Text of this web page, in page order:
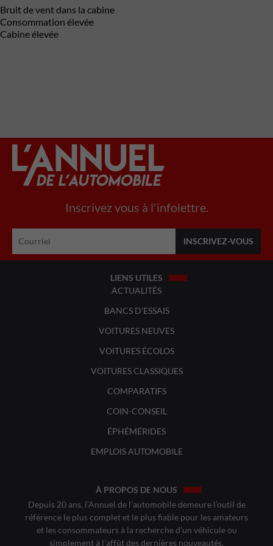
Bruit de vent dans la cabine
Consommation élevée
Cabine élevée
Inscrivez vous à l'infolettre.
LIENS UTILES
ACTUALITÉS
BANCS D'ESSAIS
VOITURES NEUVES
VOITURES ÉCOLOS
VOITURES CLASSIQUES
COMPARATIFS
COIN-CONSEIL
ÉPHÉMÉRIDES
EMPLOIS AUTOMOBILE
À PROPOS DE NOUS
Depuis 20 ans, l’Annuel de l’automobile demeure l’outil de
référence le plus complet et le plus fiable pour les amateurs
et les consommateurs à la recherche d’un véhicule ou
simplement à l’affût des dernières nouveautés.